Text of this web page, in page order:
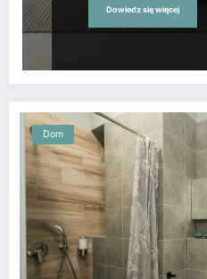
Dowiedz się więcej
Dom